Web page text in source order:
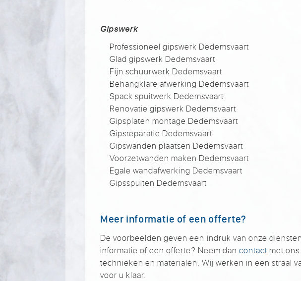
Gipswerk
Professioneel gipswerk Dedemsvaart
Glad gipswerk Dedemsvaart
Fijn schuurwerk Dedemsvaart
Behangklare afwerking Dedemsvaart
Spack spuitwerk Dedemsvaart
Renovatie gipswerk Dedemsvaart
Gipsplaten montage Dedemsvaart
Gipsreparatie Dedemsvaart
Gipswanden plaatsen Dedemsvaart
Voorzetwanden maken Dedemsvaart
Egale wandafwerking Dedemsvaart
Gipsspuiten Dedemsvaart
Meer informatie of een offerte?
De voorbeelden geven een indruk van onze
informatie of een offerte? Neem dan contact met
technieken en materialen. Wij werken in een straal
voor u klaar.